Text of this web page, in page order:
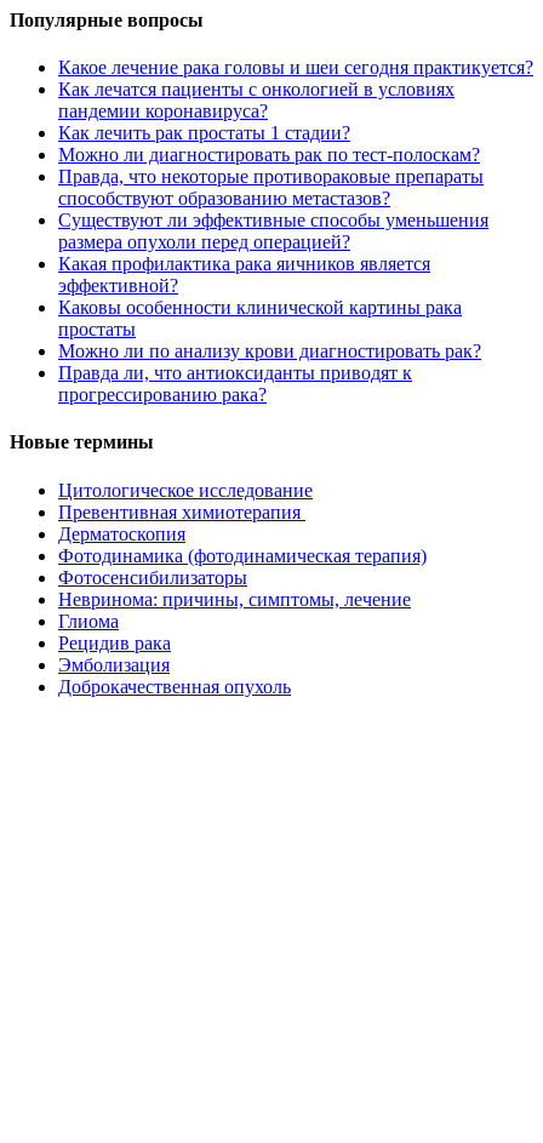
Популярные вопросы
Какое лечение рака головы и шеи сегодня практикуется?
Как лечатся пациенты с онкологией в условиях
пандемии коронавируса?
Как лечить рак простаты 1 стадии?
Можно ли диагностировать рак по тест-полоскам?
Правда, что некоторые противораковые препараты
способствуют образованию метастазов?
Существуют ли эффективные способы уменьшения
размера опухоли перед операцией?
Какая профилактика рака яичников является
эффективной?
Каковы особенности клинической картины рака
простаты
Можно ли по анализу крови диагностировать рак?
Правда ли, что антиоксиданты приводят к
прогрессированию рака?
Новые термины
Цитологическое исследование
Превентивная химиотерапия
Дерматоскопия
Фотодинамика (фотодинамическая терапия)
Фотосенсибилизаторы
Невринома: причины, симптомы, лечение
Глиома
Рецидив рака
Эмболизация
Доброкачественная опухоль